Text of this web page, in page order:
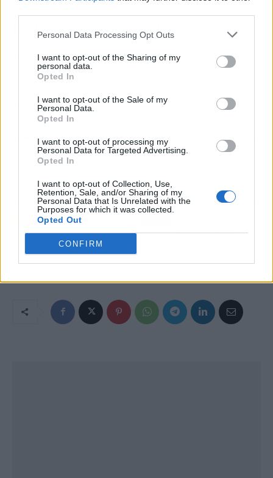
Personal Data Processing Opt Outs
I want to opt-out of the Sharing of my
personal data.
Opted In
I want to opt-out of the Sale of my
Personal Data.
Opted In
I want to opt-out of processing my
Personal Data for Targeted Advertising.
Opted In
I want to opt-out of Collection, Use,
Retention, Sale, and/or Sharing of my
Personal Data that Is Unrelated with the
Purposes for which it was collected.
Opted Out
CONFIRM
El chisme en 3 claves (TL;DR)
¿De qué va exactamente?Un invitado anónimo siguió
cenando impasible durante un tiroteo en una cena en
Washington.
¿Por qué importa?El vídeo lleva decenas de millones de
views y ya es uno de los memes del año.
¿Por qué está en todos los móviles?
Conecta con la fantasía
colectiva de pasar de absolutamente todo, aunque caiga el
mundo.
Artículo anterior
El vídeo de JD Vance
Trump enciende X
Artículo siguiente